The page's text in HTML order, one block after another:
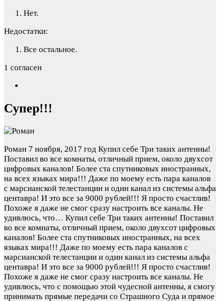
Нет.
Недостатки:
Все остальное.
1 согласен
Супер!!!
Роман 7 ноября, 2017 год Купил себе Три таких антенны!
Поставил во все комнаты, отличный прием, около двухсот
цифровых каналов! Более ста спутниковых иностранных,
на всех языках мира!!! Даже по моему есть пара каналов
с марсианской телестанции и один канал из системы альфа
центавра! И это все за 9000 рублей!!! Я просто счастлив!
Похоже я даже не смог сразу настроить все каналы. Не
удивлюсь, что… Купил себе Три таких антенны! Поставил
во все комнаты, отличный прием, около двухсот цифровых
каналов! Более ста спутниковых иностранных, на всех
языках мира!!! Даже по моему есть пара каналов с
марсианской телестанции и один канал из системы альфа
центавра! И это все за 9000 рублей!!! Я просто счастлив!
Похоже я даже не смог сразу настроить все каналы. Не
удивлюсь, что с помощью этой чудесной антенны, я смогу
принимать прямые передачи со Страшного Суда и прямое